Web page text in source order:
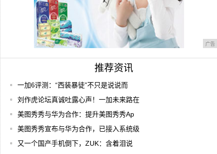
广告
推荐资讯
一加6评测：“西装暴徒”不只是说说而
刘作虎论坛真诚吐露心声！一加未来路在
美图秀秀与华为合作：提升美图秀秀Ap
美图秀秀宣布与华为合作，已接入系统级
又一个国产手机倒下，ZUK：含着泪说